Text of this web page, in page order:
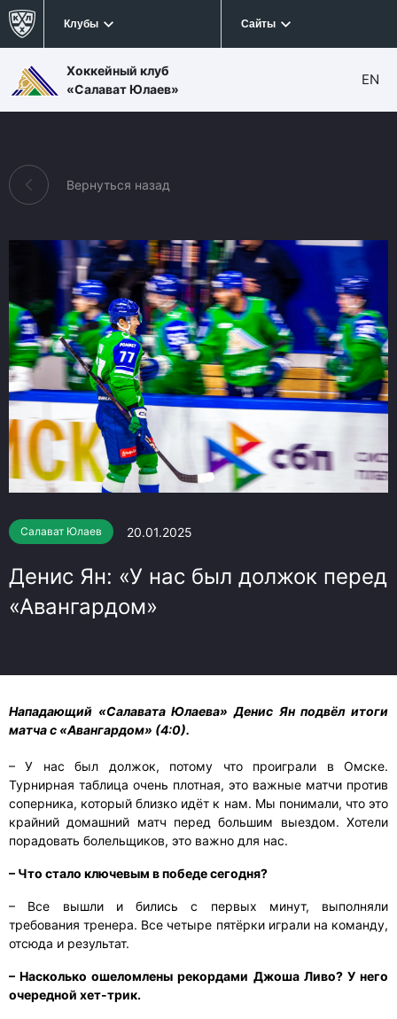
Клубы Сайты
Хоккейный клуб
«Салават Юлаев»
EN
Вернуться назад
Салават Юлаев 20.01.2025
Денис Ян: «У нас был должок перед
«Авангардом»
Нападающий «Салавата Юлаева» Денис Ян подвёл итоги
матча с «Авангардом» (4:0).
– У нас был должок, потому что проиграли в Омске.
Турнирная таблица очень плотная, это важные матчи против
соперника, который близко идёт к нам. Мы понимали, что это
крайний домашний матч перед большим выездом. Хотели
порадовать болельщиков, это важно для нас.
– Что стало ключевым в победе сегодня?
– Все вышли и бились с первых минут, выполняли
требования тренера. Все четыре пятёрки играли на команду,
отсюда и результат.
– Насколько ошеломлены рекордами Джоша Ливо? У него
очередной хет-трик.